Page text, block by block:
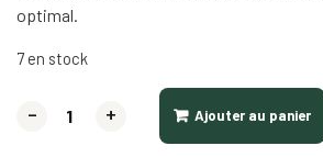
optimal.
7 en stock
- + Ajouter au panier